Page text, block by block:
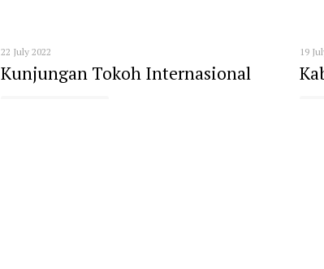
22 July 2022
Kunjungan Tokoh Internasional
19